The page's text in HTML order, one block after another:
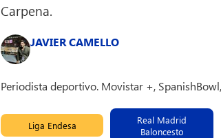
Carpena.
JAVIER CAMELLO
Periodista deportivo. Movistar +,
Liga Endesa
Real Madrid
Baloncesto